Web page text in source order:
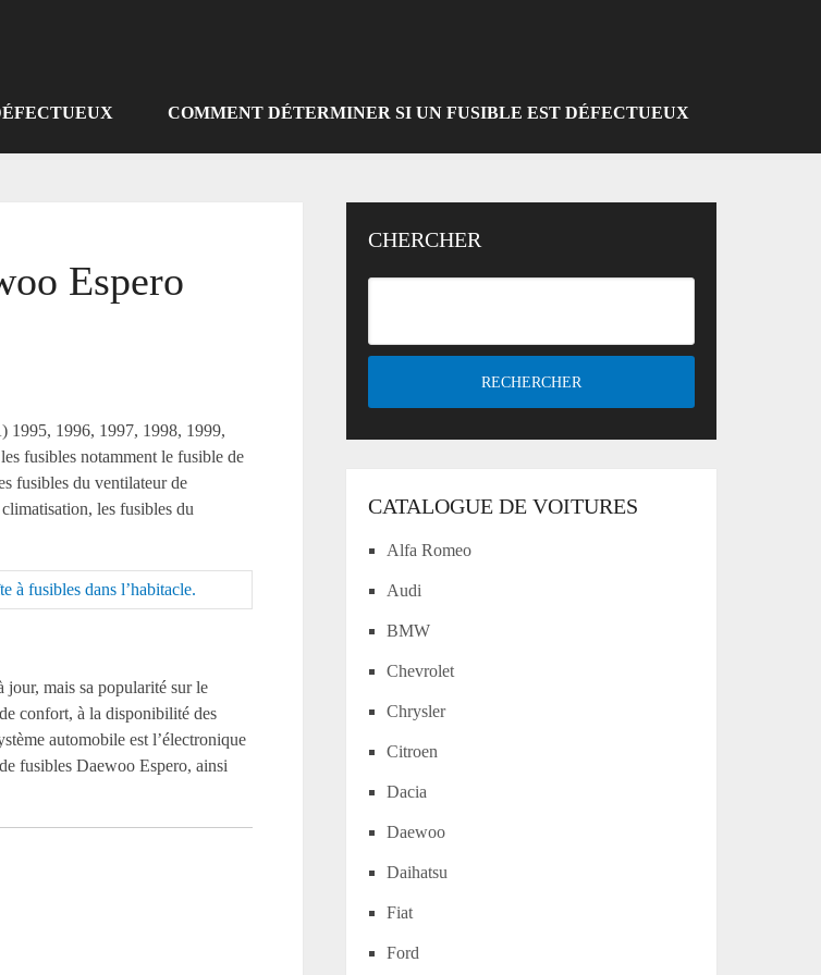
COMMENT DÉTERMINER SI UN FUSIBLE EST DÉFECTUEUX
Espero
1995, 1996, 1997, 1998, 1999,
fusibles notamment le fusible de
fusibles du ventilateur de
les fusibles du
à fusibles dans l’habitacle.
jour, mais sa popularité sur le
confort, à la disponibilité des
automobile est l’électronique
fusibles Daewoo Espero, ainsi
CHERCHER
CATALOGUE DE VOITURES
Alfa Romeo
Audi
BMW
Chevrolet
Chrysler
Citroen
Dacia
Daewoo
Daihatsu
Fiat
Ford